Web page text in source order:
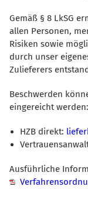
Gemäß § 8 LkSG
allen Personen,
Risiken sowie
durch unser
Zulieferers
Beschwerden
eingereicht werden:
HZB direkt:
Ausführliche